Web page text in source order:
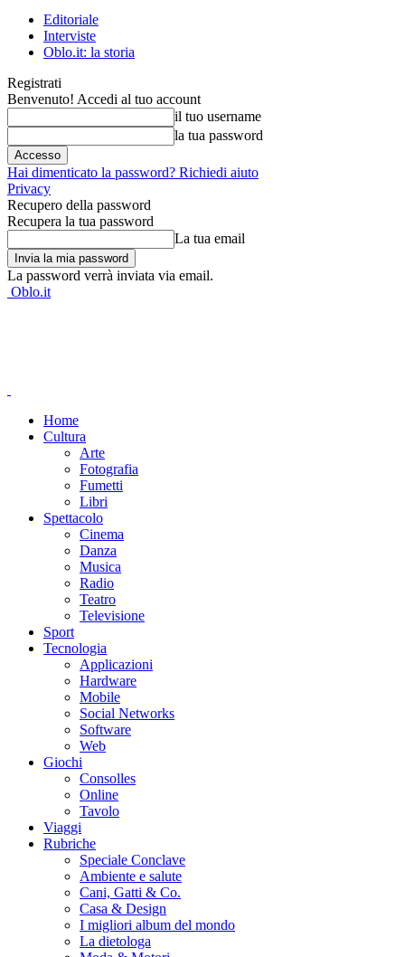
Editoriale
Interviste
Oblo.it: la storia
Registrati
Benvenuto! Accedi al tuo account
il tuo username
la tua password
Hai dimenticato la password? Richiedi aiuto
Privacy
Recupero della password
Recupera la tua password
La tua email
La password verrà inviata via email.
Oblo.it
Home
Cultura
Arte
Fotografia
Fumetti
Libri
Spettacolo
Cinema
Danza
Musica
Radio
Teatro
Televisione
Sport
Tecnologia
Applicazioni
Hardware
Mobile
Social Networks
Software
Web
Giochi
Consolles
Online
Tavolo
Viaggi
Rubriche
Speciale Conclave
Ambiente e salute
Cani, Gatti & Co.
Casa & Design
I migliori album del mondo
La dietologa